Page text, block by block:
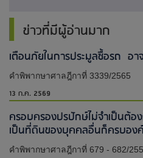
ข่าวที่มีผู้อ่านมาก
เตือนภัยในการประมูลซื้อรถ อา
คำพิพากษาศาลฎีกาที่ 3339/2565
13 ก.ค. 2569
ครอบครองปรปักษ์ไม่จำเป็นต้อ
เป็นที่ดินของบุคคลอื่นก็ครบอง
คำพิพากษาศาลฎีกาที่ 679 - 682/